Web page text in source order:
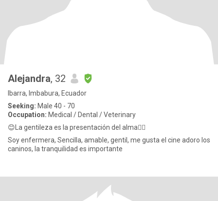
Alejandra, 32
Ibarra, Imbabura, Ecuador
Seeking: Male 40 - 70
Occupation: Medical / Dental / Veterinary
😊La gentileza es la presentación del alma💆‍♀️
Soy enfermera, Sencilla, amable, gentil, me gusta el cine adoro los
caninos, la tranquilidad es importante